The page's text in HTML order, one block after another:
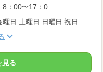
：00〜17：0...
曜日 土曜日 日曜日 祝日
見る